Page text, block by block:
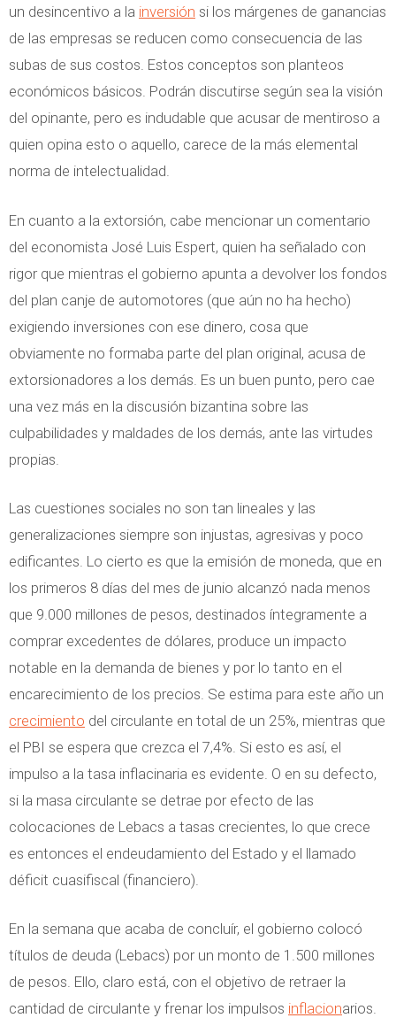
un desincentivo a la inversión si los márgenes de ganancias
de las empresas se reducen como consecuencia de las
subas de sus costos. Estos conceptos son planteos
económicos básicos. Podrán discutirse según sea la visión
del opinante, pero es indudable que acusar de mentiroso a
quien opina esto o aquello, carece de la más elemental
norma de intelectualidad.
En cuanto a la extorsión, cabe mencionar un comentario
del economista José Luis Espert, quien ha señalado con
rigor que mientras el gobierno apunta a devolver los fondos
del plan canje de automotores (que aún no ha hecho)
exigiendo inversiones con ese dinero, cosa que
obviamente no formaba parte del plan original, acusa de
extorsionadores a los demás. Es un buen punto, pero cae
una vez más en la discusión bizantina sobre las
culpabilidades y maldades de los demás, ante las virtudes
propias.
Las cuestiones sociales no son tan lineales y las
generalizaciones siempre son injustas, agresivas y poco
edificantes. Lo cierto es que la emisión de moneda, que en
los primeros 8 días del mes de junio alcanzó nada menos
que 9.000 millones de pesos, destinados íntegramente a
comprar excedentes de dólares, produce un impacto
notable en la demanda de bienes y por lo tanto en el
encarecimiento de los precios. Se estima para este año un
crecimiento del circulante en total de un 25%, mientras que
el PBI se espera que crezca el 7,4%. Si esto es así, el
impulso a la tasa inflacinaria es evidente. O en su defecto,
si la masa circulante se detrae por efecto de las
colocaciones de Lebacs a tasas crecientes, lo que crece
es entonces el endeudamiento del Estado y el llamado
déficit cuasifiscal (financiero).
En la semana que acaba de concluír, el gobierno colocó
títulos de deuda (Lebacs) por un monto de 1.500 millones
de pesos. Ello, claro está, con el objetivo de retraer la
cantidad de circulante y frenar los impulsos inflacionarios.